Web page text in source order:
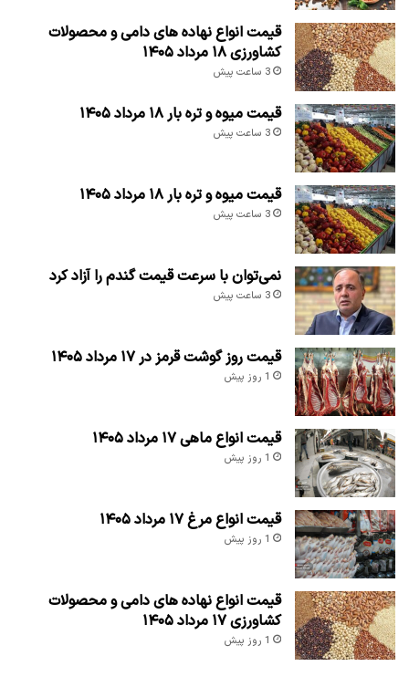
قیمت انواع نهاده های دامی و محصولات
کشاورزی ۱۸ مرداد ۱۴۰۵
3 ساعت پیش
قیمت میوه و تره بار ۱۸ مرداد ۱۴۰۵
3 ساعت پیش
قیمت میوه و تره بار ۱۸ مرداد ۱۴۰۵
3 ساعت پیش
نمی‌توان با سرعت قیمت گندم را آزاد کرد
3 ساعت پیش
قیمت روز گوشت قرمز در ۱۷ مرداد ۱۴۰۵
1 روز پیش
قیمت انواع ماهی ۱۷ مرداد ۱۴۰۵
1 روز پیش
قیمت انواع مرغ ۱۷ مرداد ۱۴۰۵
1 روز پیش
قیمت انواع نهاده های دامی و محصولات
کشاورزی ۱۷ مرداد ۱۴۰۵
1 روز پیش